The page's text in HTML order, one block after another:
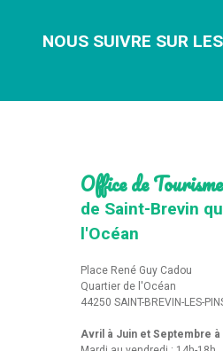
NOUS SUIVRE SUR
Office de Tourisme
de Saint-Brevin
l'Océan
Place René Guy Cadou
Quartier de l'Océan
44250 SAINT-BREVIN-LES-
Avril à Juin et Septembre